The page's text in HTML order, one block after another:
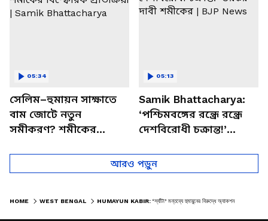
সেলিম–হুমায়ন সাক্ষাতে
বাম জোটে নতুন
সমীকরণ? শমীকের
Samik Bhattacharya
05:34
Samik Bhattacharya:
‘পশ্চিমবঙ্গের রন্ধ্রে রন্ধ্রে
দেশবিরোধী চক্রান্ত!’
BJP News
05:13
আরও পড়ুন
HOME WEST BENGAL HUMAYUN KABIR: ‘স্যাঁটা’ মন্তব্যে হুমায়ুনের বিরুদ্ধে অ্যাকশন শুরু! জিয়াগঞ্জে বড় পদক্ষেপ বিজেপির